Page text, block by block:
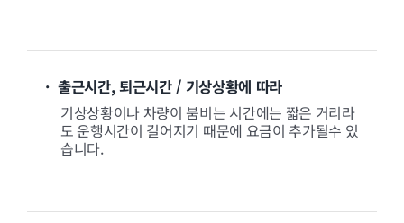
· 출근시간, 퇴근시간 / 기상상황에 따라
기상상황이나 차량이 붐비는 시간에는 짧은 거리라
도 운행시간이 길어지기 때문에 요금이 추가될수 있
습니다.